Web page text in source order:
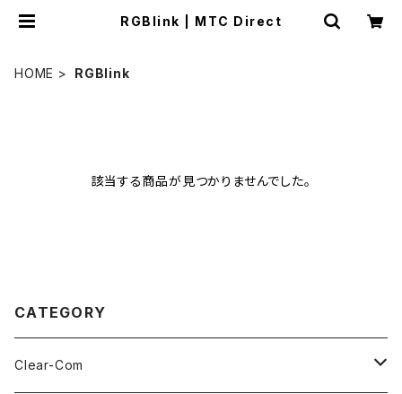
RGBlink | MTC Direct
HOME RGBlink
該当する商品が見つかりませんでした。
CATEGORY
Clear-Com